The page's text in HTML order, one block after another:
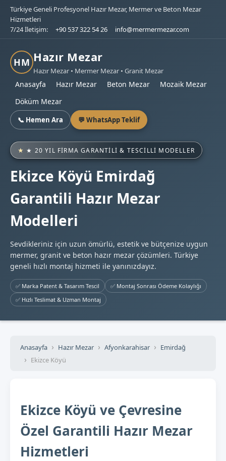
Türkiye Geneli Profesyonel Hazır Mezar, Mermer ve Beton Mezar
Hizmetleri
7/24 İletişim:
+90 537 322 54 26 info@mermermezar.com
HM Hazır Mezar
Hazır Mezar • Mermer Mezar • Granit Mezar
Anasayfa Hazır Mezar Beton Mezar
Mozaik Mezar
Döküm Mezar
📞 Hemen Ara 💬 WhatsApp Teklif
★ 20 YIL FIRMA GARANTILI & TESCILLI MODELLER
Ekizce Köyü Emirdağ
Garantili Hazır Mezar
Modelleri
Sevdikleriniz için uzun ömürlü, estetik ve bütçenize uygun
mermer, granit ve beton hazır mezar çözümleri. Türkiye
geneli hızlı montaj hizmeti ile yanınızdayız.
✅ Marka Patent & Tasarım Tescil
✅ Montaj Sonrası Ödeme Kolaylığı
✅ Hızlı Teslimat & Uzman Montaj
Anasayfa Hazır Mezar Afyonkarahisar
Emirdağ
Ekizce Köyü
Ekizce Köyü ve Çevresine
Özel Garantili Hazır Mezar
Hizmetleri